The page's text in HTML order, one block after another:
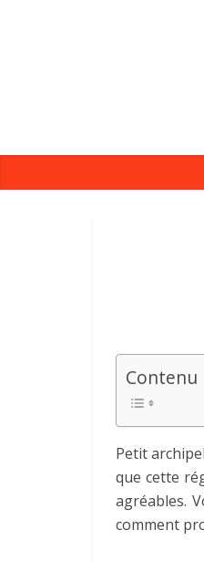
Contenu
Petit
que cette
agréables.
comment